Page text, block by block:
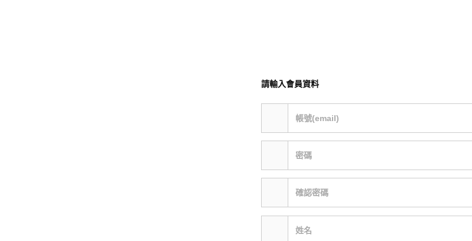
請輸入會員資料
帳號(email)
密碼
確認密碼
姓名